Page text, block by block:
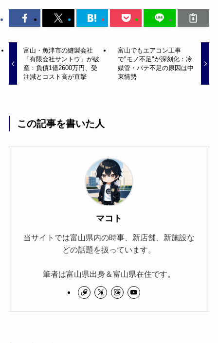
富山・魚津市の縫製会社
「有限会社サントウ」が破
産：負債1億2600万円、受
注減とコスト高が直撃
富山でもエアコン工事
で"モノ不足"が深刻化：冷
媒管・パテ不足の原因は中
東情勢
この記事を書いた人
マコト
当サイトでは富山県内の時事、新店舗、新施設な
どの話題を扱っています。
筆者は富山県出身＆富山県在住です。